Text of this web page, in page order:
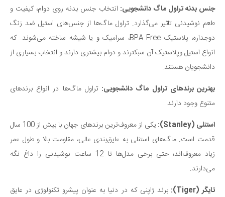
جنس بدنه تراول ماگ دانشجویی: انتخاب جنس بدنه روی دوام، کیفیت و
طعم نوشیدنی تاثیر می‌گذارد. تراول ماگ‌ها از جنس‌های استیل ضد زنگ
دوجداره، پلاستیک BPA Free، سرامیک و یا شیشه ساخته می‌شوند. که
انواع استیل وپلاستیک آن سبکترند و دوام بیشتری دارند و انتخاب بسیاری از
دانشجویان هستند.
بهترین برندهای تراول ماگ دانشجویی: تراول ماگ‌ها در انواع برندهای
متنوع وجود دارند
استنلی (Stanley
):
یکی از معروف‌ترین برندهای جهان با بیش از 100 سال
قدمت است. ماگ‌های استنلی به عایق‌بندی عالی، مقاومت بالا و طول عمر
زیاد معروف‌اند؛ حتی برخی مدل‌ها تا 12 ساعت نوشیدنی را داغ نگه
می‌دارند.
تایگر (Tiger
):برند ژاپنی که در دنیا به عنوان پیشرو تکنولوژی در عایق